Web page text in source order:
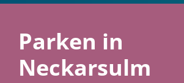
Parken in
Neckarsulm